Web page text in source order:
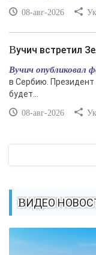
08-авг-2026
Вучич встретил
Вучич опубликовал
в Сербию.
будет...
08-авг-2026
ВИДЕО